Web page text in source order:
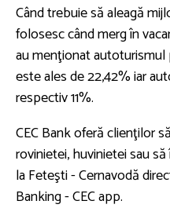
Când trebuie să aleagă
folosesc când merg în
au menţionat
este ales de 22,42% iar
respectiv 11%.
CEC Bank oferă clienţilor
rovinietei, huvinietei sau
la Feteşti - Cernavodă
Banking - CEC app.